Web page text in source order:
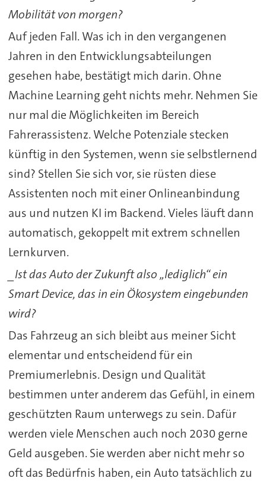
Mobilität von morgen?
Auf jeden Fall. Was ich in den vergangenen
Jahren in den Entwicklungsabteilungen
gesehen habe, bestätigt mich darin. Ohne
Machine Learning geht nichts mehr. Nehmen Sie
nur mal die Möglichkeiten im Bereich
Fahrerassistenz. Welche Potenziale stecken
künftig in den Systemen, wenn sie selbstlernend
sind? Stellen Sie sich vor, sie rüsten diese
Assistenten noch mit einer Onlineanbindung
aus und nutzen KI im Backend. Vieles läuft dann
automatisch, gekoppelt mit extrem schnellen
Lernkurven.
_Ist das Auto der Zukunft also „lediglich“ ein
Smart Device, das in ein Ökosystem eingebunden
wird?
Das Fahrzeug an sich bleibt aus meiner Sicht
elementar und entscheidend für ein
Premiumerlebnis. Design und Qualität
bestimmen unter anderem das Gefühl, in einem
geschützten Raum unterwegs zu sein. Dafür
werden viele Menschen auch noch 2030 gerne
Geld ausgeben. Sie werden aber nicht mehr so
oft das Bedürfnis haben, ein Auto tatsächlich zu